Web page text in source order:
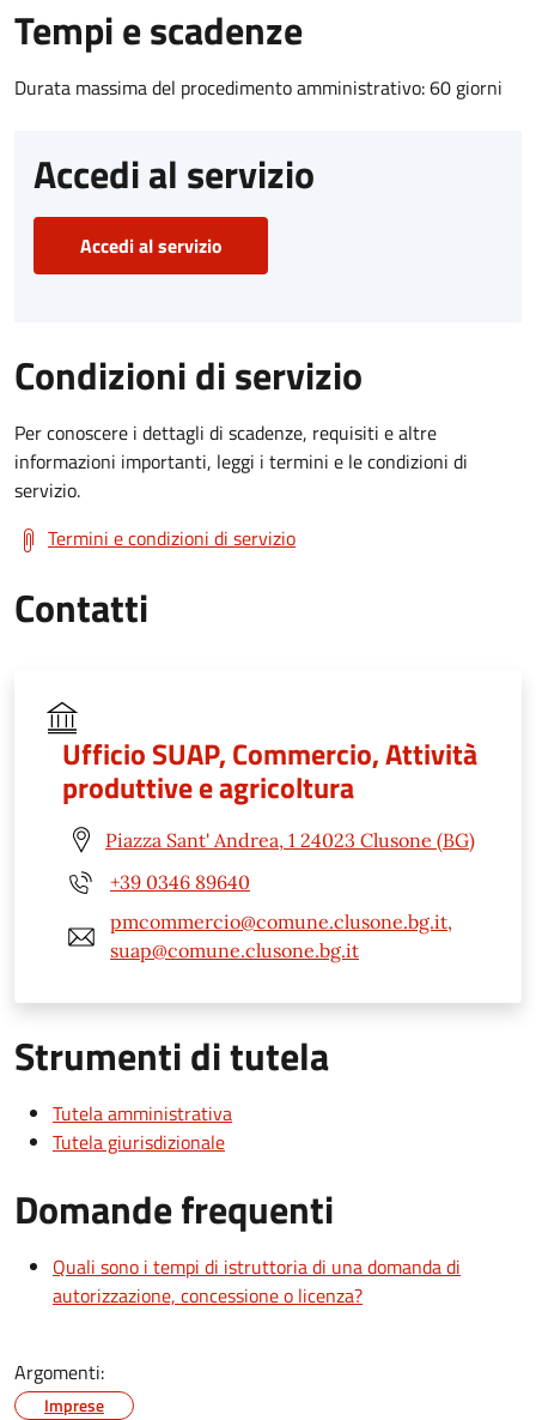
Tempi e scadenze
Durata massima del procedimento amministrativo: 60 giorni
Accedi al servizio
Accedi al servizio
Condizioni di servizio
Per conoscere i dettagli di scadenze, requisiti e altre
informazioni importanti, leggi i termini e le condizioni di
servizio.
Termini e condizioni di servizio
Contatti
Ufficio SUAP, Commercio, Attività
produttive e agricoltura
Piazza Sant' Andrea, 1 24023 Clusone (BG)
+39 0346 89640
pmcommercio@comune.clusone.bg.it,
suap@comune.clusone.bg.it
Strumenti di tutela
Tutela amministrativa
Tutela giurisdizionale
Domande frequenti
Quali sono i tempi di istruttoria di una domanda di
autorizzazione, concessione o licenza?
Argomenti:
Imprese